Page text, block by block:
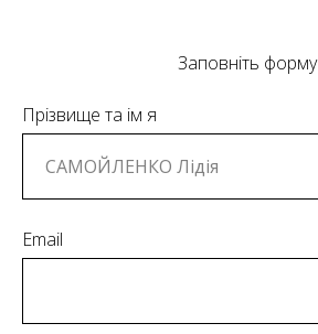
Заповніть форму
Прізвище та ім я
Email